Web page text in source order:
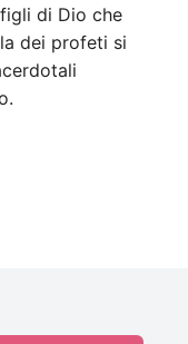
di Dio che
dei profeti si